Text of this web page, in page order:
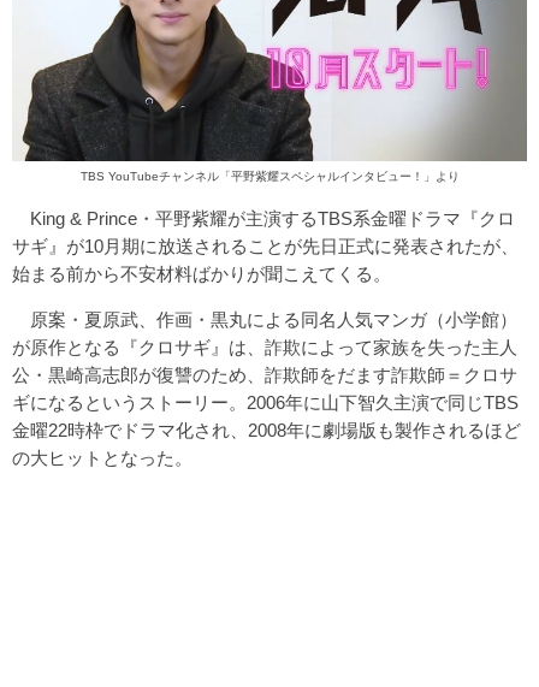
TBS YouTubeチャンネル「平野紫耀スペシャルインタビュー！」 より
King & Prince・平野紫耀が主演するTBS系金曜ドラマ『クロ
サギ』が10月期に放送されることが先日正式に発表されたが、
始まる前から不安材料ばかりが聞こえてくる。
原案・夏原武、作画・黒丸による同名人気マンガ（小学館）
が原作となる『クロサギ』は、詐欺によって家族を失った主人
公・黒崎高志郎が復讐のため、詐欺師をだます詐欺師＝クロサ
ギになるというストーリー。2006年に山下智久主演で同じTBS
金曜22時枠でドラマ化され、2008年に劇場版も製作されるほど
の大ヒットとなった。